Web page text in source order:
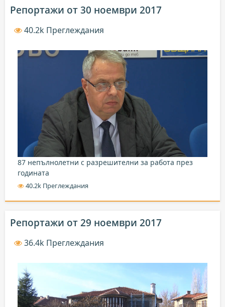
Репортажи от 30 ноември 2017
40.2k Преглеждания
87 непълнолетни с разрешителни за работа през
годината
40.2k Преглеждания
Репортажи от 29 ноември 2017
36.4k Преглеждания